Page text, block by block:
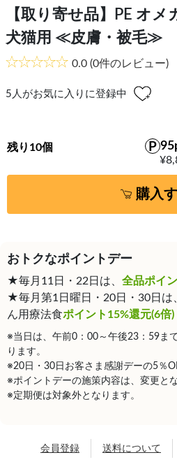
【取り寄せ品】PE オ
犬猫用 ≪皮膚・被毛≫
0.0 (0件のレビュー)
5 人がお気に入りに登録中
残り10個
購入
おトクなポイントデー
★毎月11日・22日は、 全品ポイ
★毎月第1日曜日・20日・30日は
ん用療法食ポイント15%還元(6倍)
※当日は、午前0：00～午後23：59ま
ります。
※20日・30日お客さま感謝デーの5％
※ポイントデーの施策内容は、変更と
※定期便は対象外となります。
会員登録 送料について